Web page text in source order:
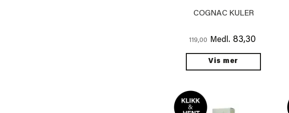
COGNAC KULER
119,00 Medl. 83,30
Vis mer